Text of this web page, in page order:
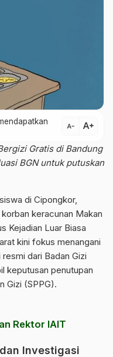
text_decrease text_increase
Gratis di Bandung
BGN untuk putuskan
di Cipongkor,
keracunan Makan
Kejadian Luar Biasa
kini fokus menangani
dari Badan Gizi
keputusan penutupan
Gizi (SPPG).
Rektor IAIT
Investigasi